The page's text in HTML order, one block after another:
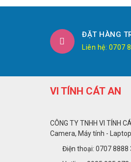
ĐẶT HÀNG
Liên hệ: 0707
VI TÍNH CÁT AN
CÔNG TY TNHH VI TÍNH
Camera, Máy tính -
Điện thoại: 0707 8888